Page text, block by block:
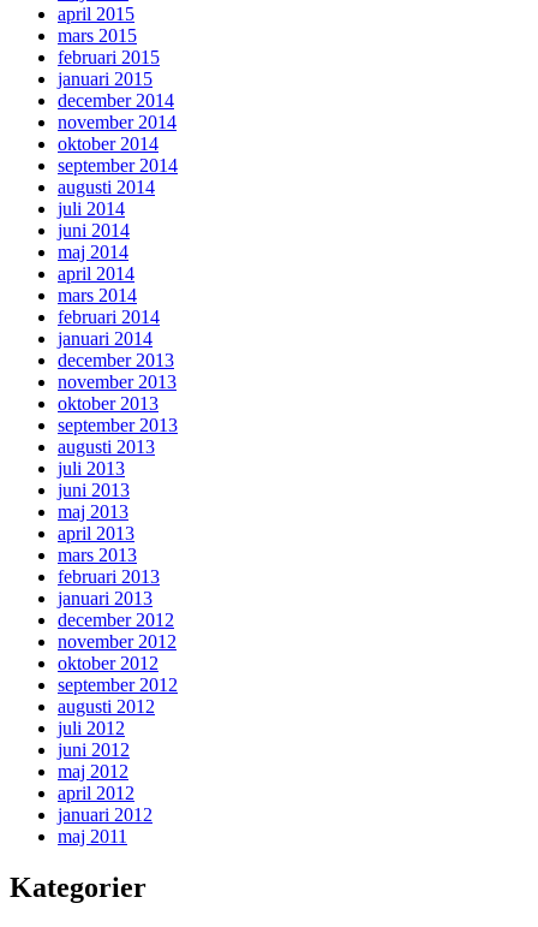
april 2015
mars 2015
februari 2015
januari 2015
december 2014
november 2014
oktober 2014
september 2014
augusti 2014
juli 2014
juni 2014
maj 2014
april 2014
mars 2014
februari 2014
januari 2014
december 2013
november 2013
oktober 2013
september 2013
augusti 2013
juli 2013
juni 2013
maj 2013
april 2013
mars 2013
februari 2013
januari 2013
december 2012
november 2012
oktober 2012
september 2012
augusti 2012
juli 2012
juni 2012
maj 2012
april 2012
januari 2012
maj 2011
Kategorier